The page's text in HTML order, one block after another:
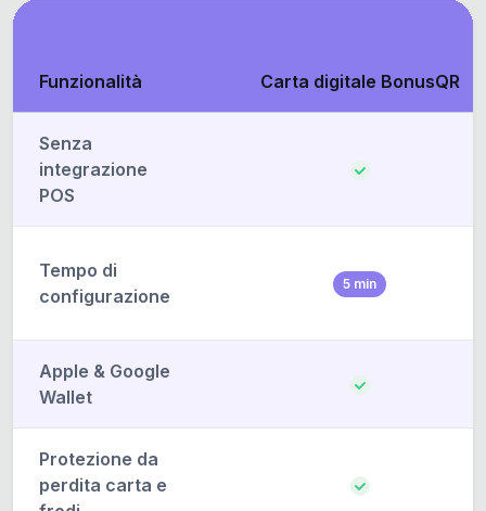
Funzionalità Carta digitale BonusQR
Senza
integrazione
POS
Tempo di
configurazione
5 min
Apple & Google
Wallet
Protezione da
perdita carta e